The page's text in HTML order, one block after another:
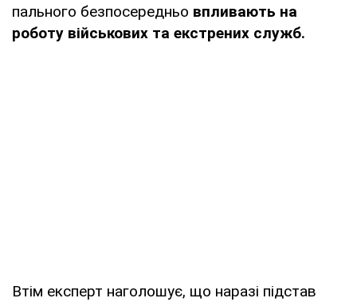
пального безпосередньо впливають на
роботу військових та екстрених служб.
Втім експерт наголошує, що наразі підстав